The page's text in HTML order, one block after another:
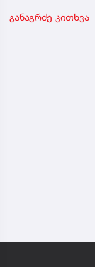
განაგრძე კითხვა